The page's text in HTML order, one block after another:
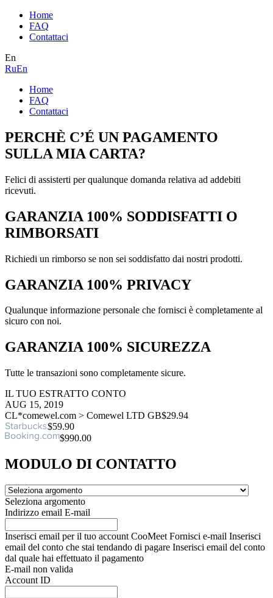
Home
FAQ
Contattaci
En
RuEn
Home
FAQ
Contattaci
PERCHÈ C’É UN PAGAMENTO
SULLA MIA CARTA?
Felici di assisterti per qualunque domanda relativa ad addebiti
ricevuti.
GARANZIA 100% SODDISFATTI O
RIMBORSATI
Richiedi un rimborso se non sei soddisfatto dai nostri prodotti.
GARANZIA 100% PRIVACY
Qualunque informazione personale che fornisci è completamente al
sicuro con noi.
GARANZIA 100% SICUREZZA
Tutte le transazioni sono completamente sicure.
IL TUO ESTRATTO CONTO
AUG 15, 2019
CL*comewel.com > Comewel LTD GB$29.94
$59.90
$990.00
MODULO DI CONTATTO
Seleziona argomento
Indirizzo email E-mail
Inserisci email per il tuo account CooMeet Fornisci e-mail Inserisci
email del conto che stai tendando di pagare Inserisci email del conto
dal quale hai effettuato il pagamento
E-mail non valida
Account ID